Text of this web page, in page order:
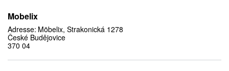
Mobelix
Adresse: Möbelix, Strakonická 1278
České Budějovice
370 04